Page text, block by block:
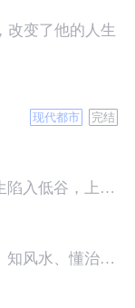
改变了他的人生
现代都市 完结
凌志远遭上司打压，遇红颜奚落，人生陷入低谷，上帝在关上一扇门的同时，势必会留下一扇窗，面对稍纵即逝的机会，他果断出手了……
房产销售员顾铭得先天神珠，会透视、知风水、懂治病、有神通，开始逆袭人生。